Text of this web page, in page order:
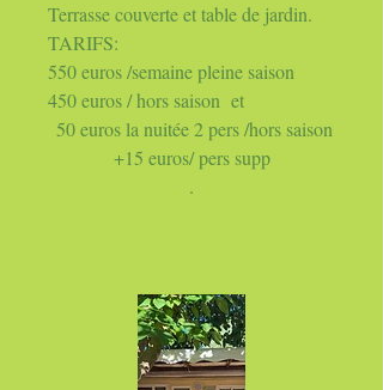
Terrasse couverte et table de jardin.
TARIFS:
550 euros /semaine pleine saison
450 euros / hors saison et
50 euros la nuitée 2 pers /hors saison
+15 euros/ pers supp
.